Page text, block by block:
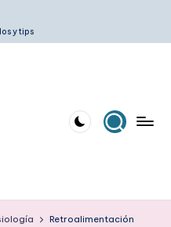
y tips
Retroalimentación